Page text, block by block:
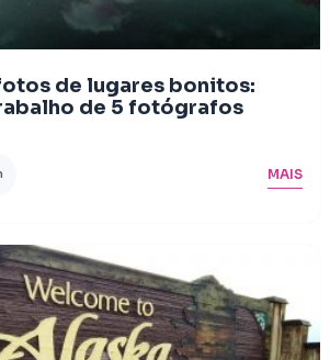
de lugares bonitos:
de 5 fotógrafos
MAIS